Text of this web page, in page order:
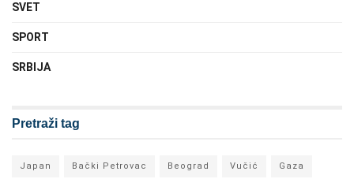
SVET
SPORT
SRBIJA
Pretraži tag
Japan Bački Petrovac Beograd Vučić Gaza